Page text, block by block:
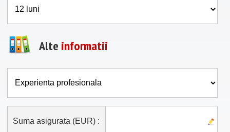
Alte informatii
Suma asigurata (EUR) :